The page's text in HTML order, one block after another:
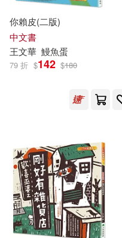
哲也(1)
夏婉雲(1)
姜魯
子 魚(1)
孟憲實等（主編）(1)
孫大川(1)
中國法制出版社(1)
中國物資出版社(1)
人民郵電出版社(1)
企業管理出版社(1)
作家出版社(1)
你賴皮(二版)
中文書
王文華 鰻魚蛋
79 折 $142 $180